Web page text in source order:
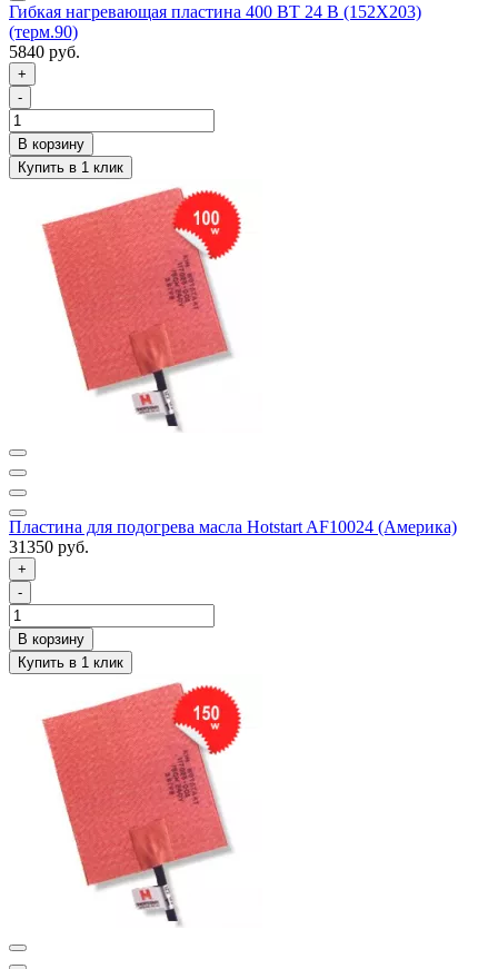
Гибкая нагревающая пластина 400 ВТ 24 В (152Х203)
(терм.90)
5840 руб.
+
-
Пластина для подогрева масла Hotstart AF10024 (Америка)
31350 руб.
+
-